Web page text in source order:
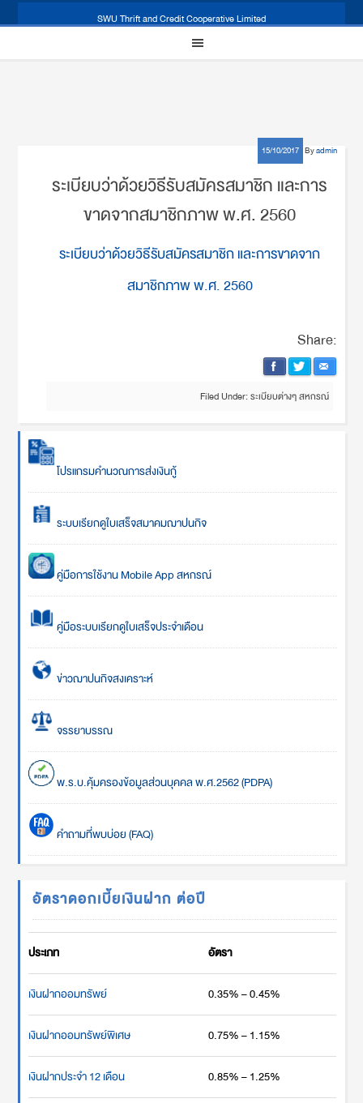
SWU Thrift and Credit Cooperative Limited
15/10/2017 Byadmin
ระเบียบว่าด้วยวิธีรับสมัครสมาชิก และการ
ขาดจากสมาชิกภาพ พ.ศ. 2560
ระเบียบว่าด้วยวิธีรับสมัครสมาชิก และการขาดจาก
สมาชิกภาพ พ.ศ. 2560
Share:
Filed Under:ระเบียบต่างๆ สหกรณ์
โปรแกรมคำนวณการส่งเงินกู้
ระบบเรียกดูใบเสร็จสมาคมฌาปนกิจ
คู่มือการใช้งาน Mobile App สหกรณ์
คู่มือระบบเรียกดูใบเสร็จประจำเดือน
ข่าวฌาปนกิจสงเคราะห์
จรรยาบรรณ
พ.ร.บ.คุ้มครองข้อมูลส่วนบุคคล พ.ศ.2562 (PDPA)
คำถามที่พบบ่อย (FAQ)
อัตราดอกเบี้ยเงินฝาก ต่อปี
ประเภท อัตรา
เงินฝากออมทรัพย์ 0.35% – 0.45%
เงินฝากออมทรัพย์พิเศษ 0.75% – 1.15%
เงินฝากประจำ 12 เดือน 0.85% – 1.25%